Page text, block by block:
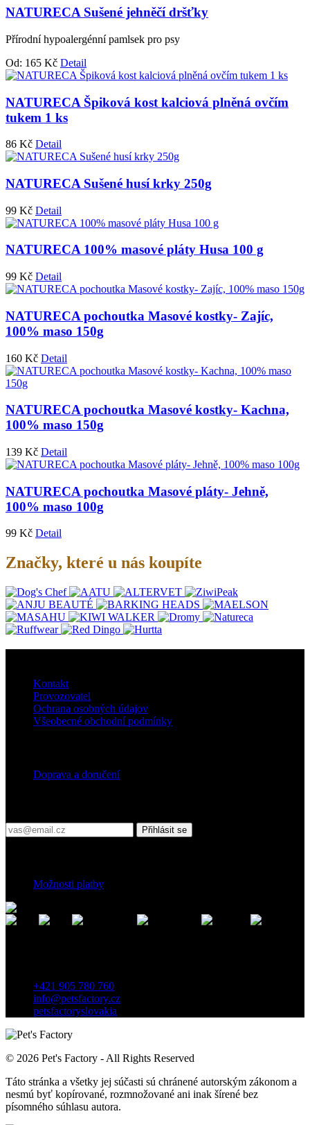
NATURECA Sušené jehněčí dršťky
Přírodní hypoalergénní pamlsek pro psy
Od: 165 Kč Detail
NATURECA Špiková kost kalciová plněná ovčím
tukem 1 ks
86 Kč Detail
NATURECA Sušené husí krky 250g
99 Kč Detail
NATURECA 100% masové pláty Husa 100 g
99 Kč Detail
NATURECA pochoutka Masové kostky- Zajíc,
100% maso 150g
160 Kč Detail
NATURECA pochoutka Masové kostky- Kachna,
100% maso 150g
139 Kč Detail
NATURECA pochoutka Masové pláty- Jehně,
100% maso 100g
99 Kč Detail
Značky, které u nás koupíte
Kontakt
Provozovatel
Ochrana osobných údajov
Všeobecné obchodní podmínky
Doprava a doručení
Přihlásit se
Možnosti platby
+421 905 780 760
info@petsfactory.cz
petsfactoryslovakia
© 2026 Pet's Factory - All Rights Reserved
Táto stránka a všetky jej súčasti sú chránené autorským zákonom a
nesmú byť kopírované, rozmnožované ani inak šírené bez
písomného súhlasu autora.